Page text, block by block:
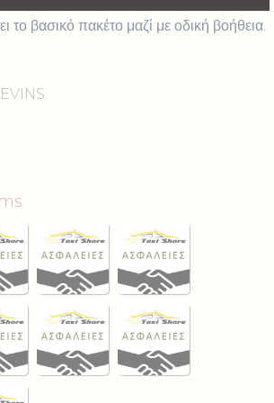
το βασικό πακέτο μαζί με οδική βοήθεια.